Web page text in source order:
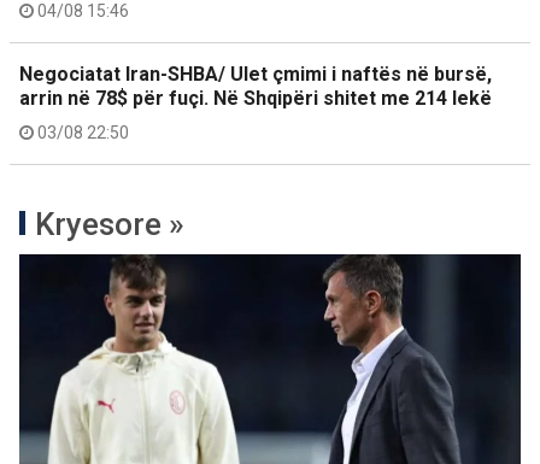
04/08 15:46
Negociatat Iran-SHBA/ Ulet çmimi i naftës në bursë,
arrin në 78$ për fuçi. Në Shqipëri shitet me 214 lekë
03/08 22:50
Kryesore »